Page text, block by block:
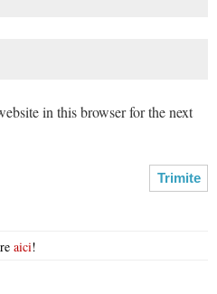
in this browser for the next
aici!